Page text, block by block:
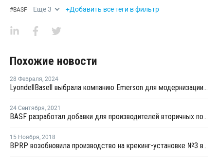
#BASF Еще3 +Добавить все теги в фильтр
Похожие новости
28 Февраля, 2024
LyondellBasell выбрала компанию Emerson для модернизации систем управления в Весселинге
24 Сентября, 2021
BASF разработал добавки для производителей вторичных полимеров
15 Ноября, 2018
BPRP возобновила производство на крекинг-установке №3 в Гельзенкирхене